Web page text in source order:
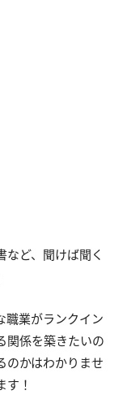
ど、聞けば聞く
職業がランクイン
関係を築きたいの
のかはわかりませ
！